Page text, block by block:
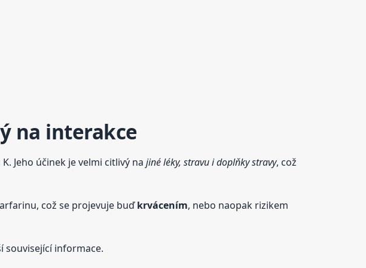
na interakce
Jeho účinek je velmi citlivý na jiné léky, stravu i doplňky stravy, což
což se projevuje buďkrvácením, nebo naopak rizikem
související informace.